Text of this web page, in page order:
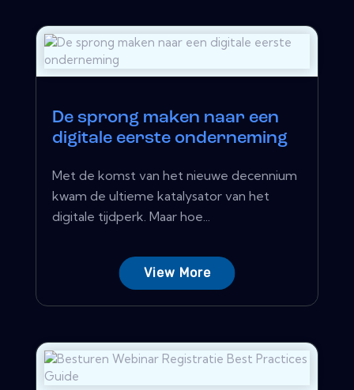
De sprong maken naar een
digitale eerste onderneming
Met de komst van het nieuwe decennium
kwam de ultieme katalysator van het
digitale tijdperk. Maar hoe...
View More